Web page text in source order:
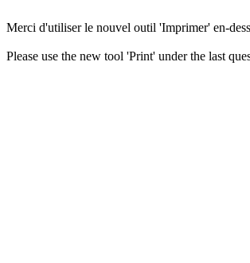
Merci d'utiliser le nouvel outil 'Imprimer' en-
Please use the new tool 'Print' under the last